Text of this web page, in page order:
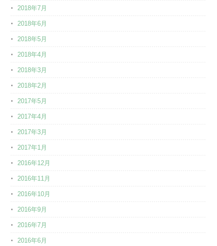
2018年7月
2018年6月
2018年5月
2018年4月
2018年3月
2018年2月
2017年5月
2017年4月
2017年3月
2017年1月
2016年12月
2016年11月
2016年10月
2016年9月
2016年7月
2016年6月